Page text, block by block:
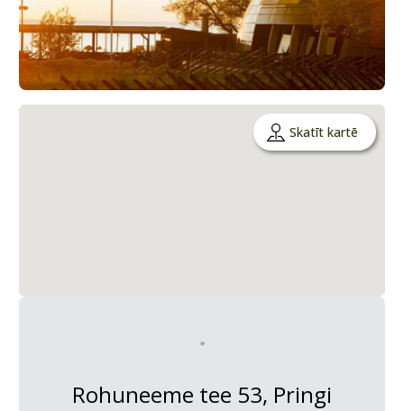
Skatīt kartē
Rohuneeme tee 53, Pringi